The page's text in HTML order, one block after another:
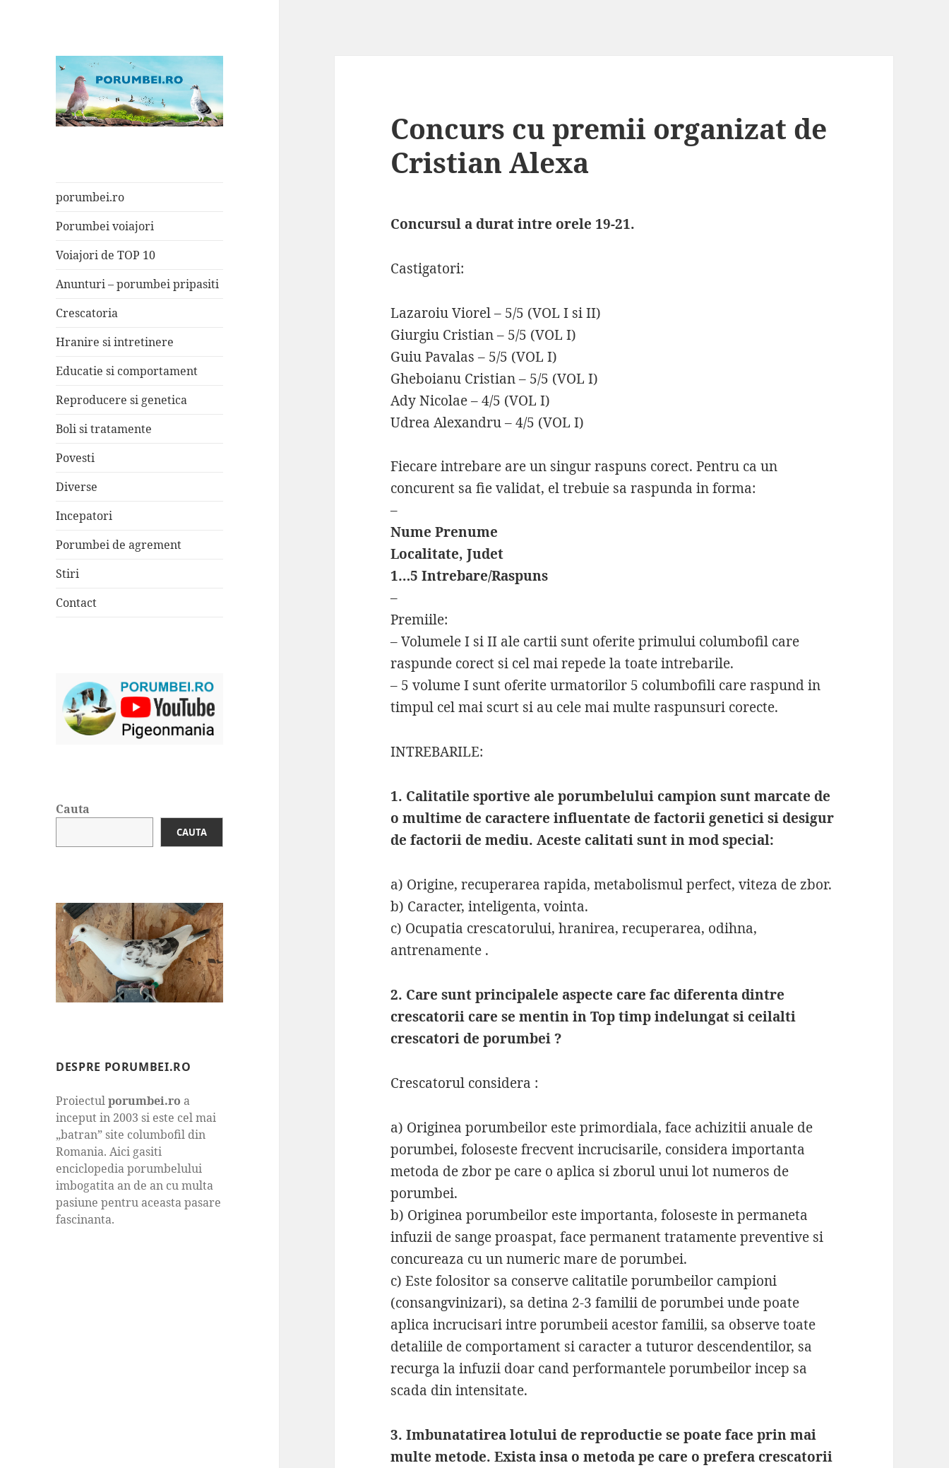
porumbei.ro
Porumbei voiajori
Voiajori de TOP 10
Anunturi – porumbei pripasiti
Crescatoria
Hranire si intretinere
Educatie si comportament
Reproducere si genetica
Boli si tratamente
Povesti
Diverse
Incepatori
Porumbei de agrement
Stiri
Contact
Cauta
CAUTA
DESPRE PORUMBEI.RO
Proiectulporumbei.ro a
inceput in 2003 si este cel mai
„batran” site columbofil din
Romania. Aici gasiti
enciclopedia porumbelului
imbogatita an de an cu multa
pasiune pentru aceasta pasare
fascinanta.
Concurs cu premii organizat de
Cristian Alexa
Concursul a durat intre orele 19-21.
Castigatori:
Lazaroiu Viorel – 5/5 (VOL I si II)
Giurgiu Cristian – 5/5 (VOL I)
Guiu Pavalas – 5/5 (VOL I)
Gheboianu Cristian – 5/5 (VOL I)
Ady Nicolae – 4/5 (VOL I)
Udrea Alexandru – 4/5 (VOL I)
Fiecare intrebare are un singur raspuns corect. Pentru ca un
concurent sa fie validat, el trebuie sa raspunda in forma:
–
Nume Prenume
Localitate, Judet
1…5 Intrebare/Raspuns
–
Premiile:
– Volumele I si II ale cartii sunt oferite primului columbofil care
raspunde corect si cel mai repede la toate intrebarile.
– 5 volume I sunt oferite urmatorilor 5 columbofili care raspund in
timpul cel mai scurt si au cele mai multe raspunsuri corecte.
INTREBARILE:
1. Calitatile sportive ale porumbelului campion sunt marcate de
o multime de caractere influentate de factorii genetici si desigur
de factorii de mediu. Aceste calitati sunt in mod special:
a) Origine, recuperarea rapida, metabolismul perfect, viteza de zbor.
b) Caracter, inteligenta, vointa.
c) Ocupatia crescatorului, hranirea, recuperarea, odihna,
antrenamente .
2. Care sunt principalele aspecte care fac diferenta dintre
crescatorii care se mentin in Top timp indelungat si ceilalti
crescatori de porumbei ?
Crescatorul considera :
a) Originea porumbeilor este primordiala, face achizitii anuale de
porumbei, foloseste frecvent incrucisarile, considera importanta
metoda de zbor pe care o aplica si zborul unui lot numeros de
porumbei.
b) Originea porumbeilor este importanta, foloseste in permaneta
infuzii de sange proaspat, face permanent tratamente preventive si
concureaza cu un numeric mare de porumbei.
c) Este folositor sa conserve calitatile porumbeilor campioni
(consangvinizari), sa detina 2-3 familii de porumbei unde poate
aplica incrucisari intre porumbeii acestor familii, sa observe toate
detaliile de comportament si caracter a tuturor descendentilor, sa
recurga la infuzii doar cand performantele porumbeilor incep sa
scada din intensitate.
3. Imbunatatirea lotului de reproductie se poate face prin mai
multe metode. Exista insa o metoda pe care o prefera crescatorii